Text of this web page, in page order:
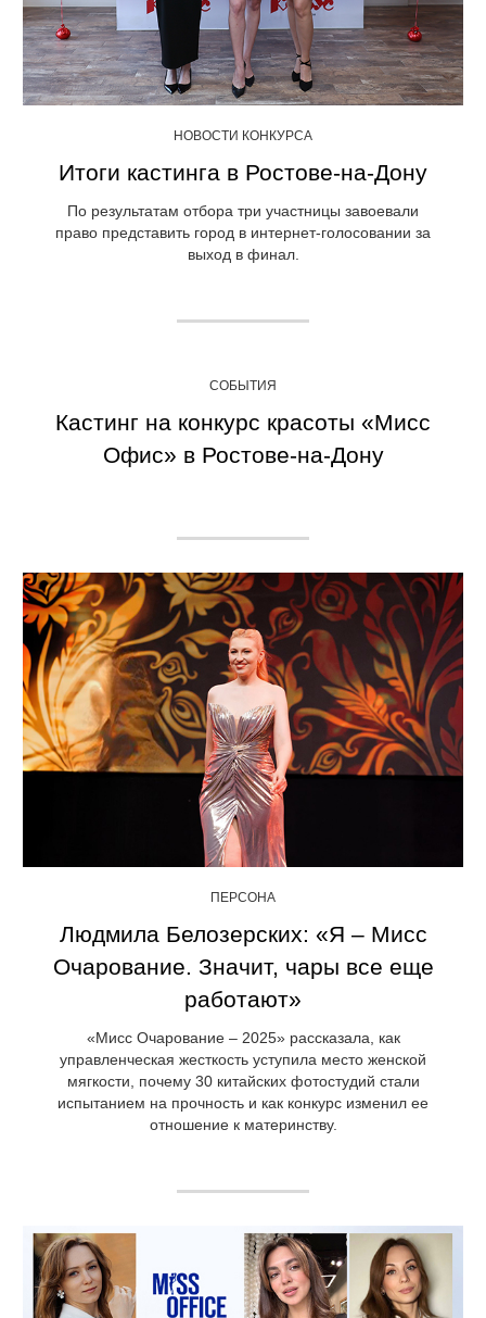
НОВОСТИ КОНКУРСА
Итоги кастинга в Ростове-на-Дону
По результатам отбора три участницы завоевали
право представить город в интернет-голосовании за
выход в финал.
СОБЫТИЯ
Кастинг на конкурс красоты «Мисс
Офис» в Ростове-на-Дону
ПЕРСОНА
Людмила Белозерских: «Я – Мисс
Очарование. Значит, чары все еще
работают»
«Мисс Очарование – 2025» рассказала, как
управленческая жесткость уступила место женской
мягкости, почему 30 китайских фотостудий стали
испытанием на прочность и как конкурс изменил ее
отношение к материнству.